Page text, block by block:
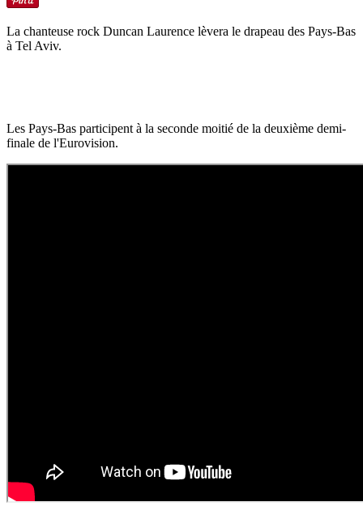
La chanteuse rock Duncan Laurence lèvera le drapeau des Pays-Bas
à Tel Aviv.
Les Pays-Bas participent à la seconde moitié de la deuxième demi-
finale de l'Eurovision.